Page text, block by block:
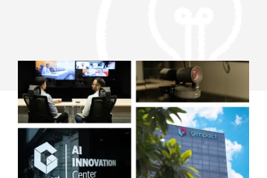
ブ
ッ
ド